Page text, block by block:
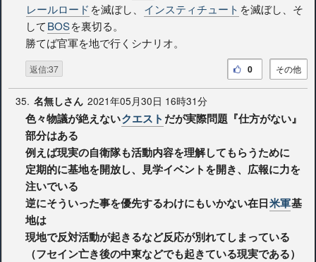
レールロード を滅ぼし、 インスティチュート を滅ぼし、そ
してBOSを裏切る。
勝てば官軍を地で行くシナリオ。
返信:37 その他
0
35. 名無しさん 2021年05月30日 16時31分
色々物議が絶えないクエスト だが実際問題『仕方がない』
部分はある
例えば現実の自衛隊も活動内容を理解してもらうために
定期的に基地を開放し、見学イベントを開き、広報に力を
注いでいる
逆にそういった事を優先するわけにもいかない在日米軍基
地は
現地で反対活動が起きるなど反応が別れてしまっている
（フセイン亡き後の中東などでも起きている現実である）